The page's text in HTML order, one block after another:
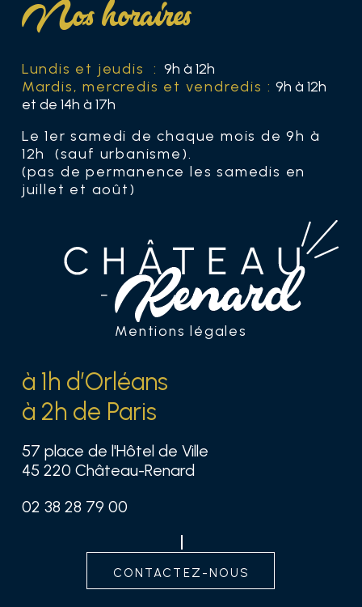
Nos horaires
Lundis et jeudis : 9h à 12h
Mardis, mercredis et vendredis :9h à 12h
et de 14h à 17h
Le 1er samedi de chaque mois de 9h à
12h (sauf urbanisme).
(pas de permanence les samedis en
juillet et août)
Mentions légales
à 1h d’Orléans
à 2h de Paris
57 place de l'Hôtel de Ville
45 220 Château-Renard
02 38 28 79 00
contactez-nous